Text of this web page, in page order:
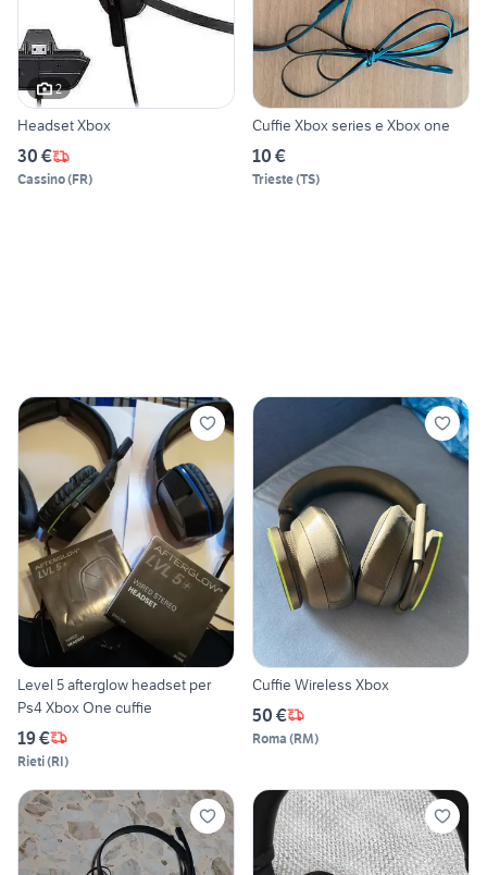
2
Headset Xbox
30 €
Cassino(FR)
Cuffie Xbox series e Xbox one
10 €
Trieste(TS)
Level 5 afterglow headset per
Ps4 Xbox One cuffie
19 €
Rieti(RI)
Cuffie Wireless Xbox
50 €
Roma (RM)